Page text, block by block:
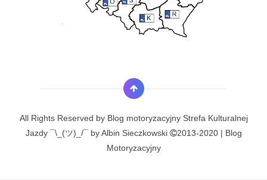
All Rights Reserved by Blog motoryzacyjny Strefa Kulturalnej
Jazdy ¯\_(ツ)_/¯ by Albin Sieczkowski
2013-2020 | Blog
Motoryzacyjny